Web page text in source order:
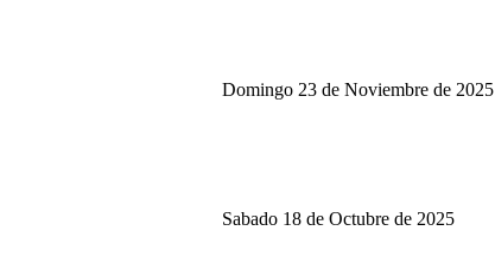
Domingo 23 de Noviembre de 2025
Sabado 18 de Octubre de 2025